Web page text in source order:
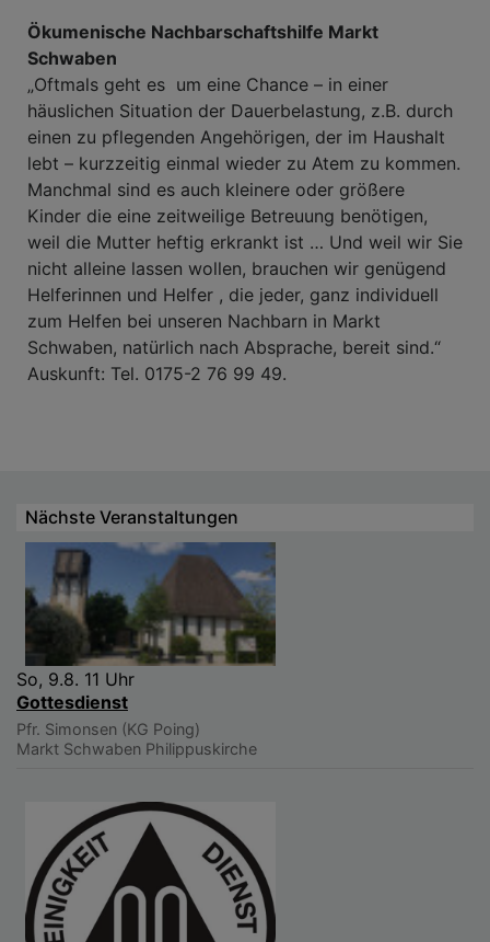
Ökumenische Nachbarschaftshilfe Markt
Schwaben
„Oftmals geht es um eine Chance – in einer
häuslichen Situation der Dauerbelastung, z.B. durch
einen zu pflegenden Angehörigen, der im Haushalt
lebt – kurzzeitig einmal wieder zu Atem zu kommen.
Manchmal sind es auch kleinere oder größere
Kinder die eine zeitweilige Betreuung benötigen,
weil die Mutter heftig erkrankt ist … Und weil wir Sie
nicht alleine lassen wollen, brauchen wir genügend
Helferinnen und Helfer , die jeder, ganz individuell
zum Helfen bei unseren Nachbarn in Markt
Schwaben, natürlich nach Absprache, bereit sind.“
Auskunft: Tel. 0175-2 76 99 49.
Nächste Veranstaltungen
So, 9.8. 11 Uhr
Gottesdienst
Pfr. Simonsen (KG Poing)
Markt Schwaben Philippuskirche